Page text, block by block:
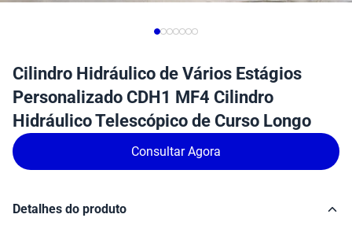
Cilindro Hidráulico de Vários Estágios
Personalizado CDH1 MF4 Cilindro
Hidráulico Telescópico de Curso Longo
Consultar Agora
Detalhes do produto